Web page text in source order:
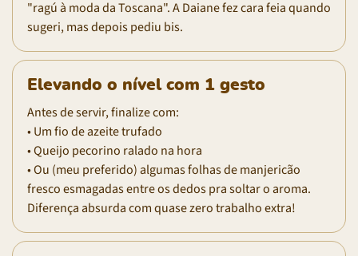
"ragú à moda da Toscana". A Daiane fez cara feia quando
sugeri, mas depois pediu bis.
Elevando o nível com 1 gesto
Antes de servir, finalize com:
• Um fio de azeite trufado
• Queijo pecorino ralado na hora
• Ou (meu preferido) algumas folhas de manjericão
fresco esmagadas entre os dedos pra soltar o aroma.
Diferença absurda com quase zero trabalho extra!